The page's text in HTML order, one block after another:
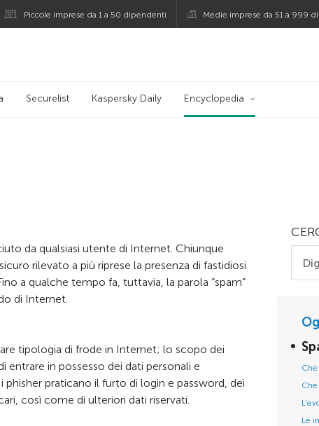
Piccole imprese da 1 a 50 dipendenti Medie imprese da 51 a 999
Securelist Kaspersky Daily Encyclopedia
da qualsiasi utente di Internet. Chiunque
rilevato a più riprese la presenza di fastidiosi
a qualche tempo fa, tuttavia, la parola “spam”
di Internet.
tipologia di frode in Internet; lo scopo dei
in possesso dei dati personali e
praticano il furto di login e password, dei
così come di ulteriori dati riservati.
Che
Che
Le